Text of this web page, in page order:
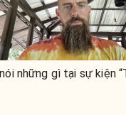
những gì tại sự kiện